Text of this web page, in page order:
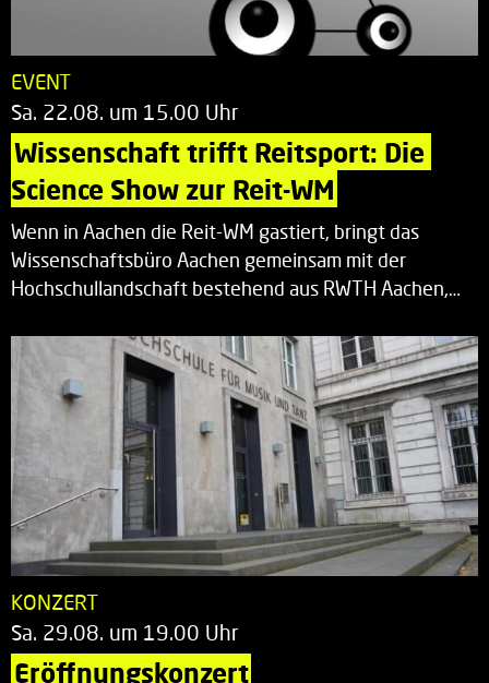
EVENT
Sa. 22.08. um 15.00 Uhr
Wissenschaft trifft Reitsport: Die
Science Show zur Reit-WM
Wenn in Aachen die Reit-WM gastiert, bringt das
Wissenschaftsbüro Aachen gemeinsam mit der
Hochschullandschaft bestehend aus RWTH Aachen,…
KONZERT
Sa. 29.08. um 19.00 Uhr
Eröffnungskonzert